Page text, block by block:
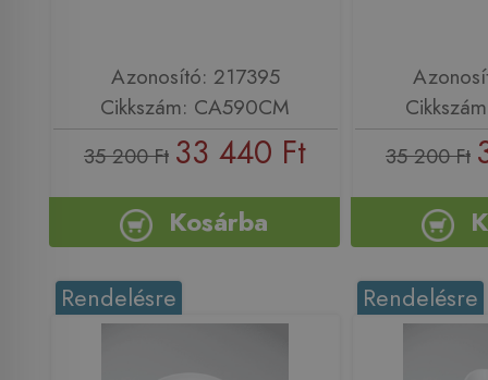
Azonosító: 217395
Cikkszám: CA590CM
35 200 Ft 33 440 Ft
Kosárba
35 200 Ft
Rendelésre Rendelésre